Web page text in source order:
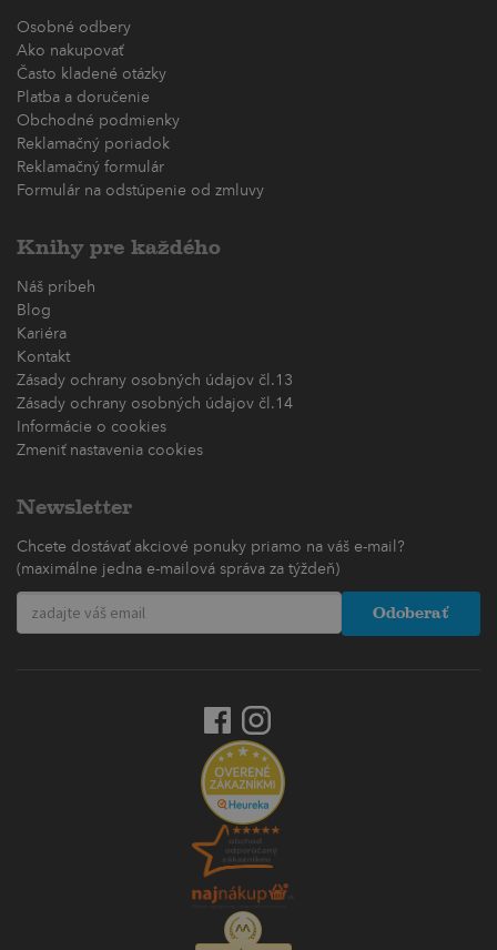
Osobné odbery
Ako nakupovať
Často kladené otázky
Platba a doručenie
Obchodné podmienky
Reklamačný poriadok
Reklamačný formulár
Formulár na odstúpenie od zmluvy
Knihy pre každého
Náš príbeh
Blog
Kariéra
Kontakt
Zásady ochrany osobných údajov čl.13
Zásady ochrany osobných údajov čl.14
Informácie o cookies
Zmeniť nastavenia cookies
Newsletter
Chcete dostávať akciové ponuky priamo na váš e-mail?
(maximálne jedna e-mailová správa za týždeň)
Odoberať